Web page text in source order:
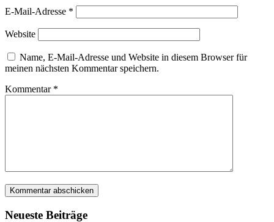
E-Mail-Adresse *
Website
Name, E-Mail-Adresse und Website in diesem Browser für
meinen nächsten Kommentar speichern.
Kommentar *
Neueste Beiträge